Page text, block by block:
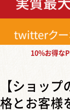
10%お得な
【ショッ
格とお客様